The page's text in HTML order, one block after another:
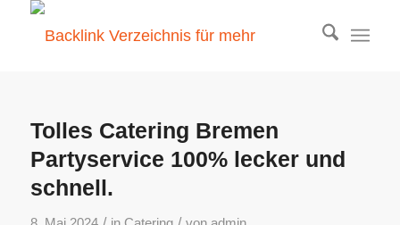
Tolles Catering Bremen
Partyservice 100% lecker und
schnell.